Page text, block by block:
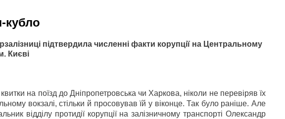
кубло
підтвердила численні факти корупції на Центральному
Києві
на поїзд до Дніпропетровська чи Харкова, ніколи не перевіряв їх
вокзалі, стільки й просовував їй у віконце. Так було раніше. Але
відділу протидії корупції на залізничному транспорті Олександр